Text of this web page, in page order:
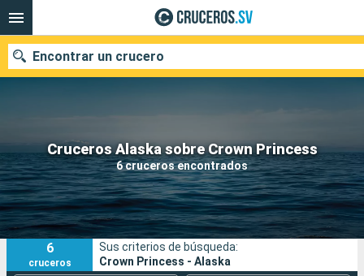
Cruceros Alaska sobre Crown Princess
6 cruceros encontrados
Encontrar un crucero
Nuestros destinos
Fecha de salida
Puertos Compañías
Buscar
6
cruceros
Sus criterios de búsqueda:
Crown Princess - Alaska